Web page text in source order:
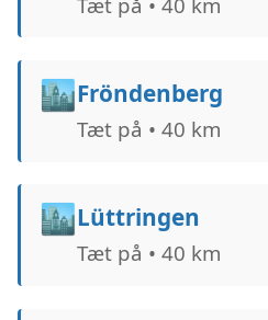
🏙️Fröndenberg
Tæt på • 40 km
🏙️Lüttringen
Tæt på • 40 km